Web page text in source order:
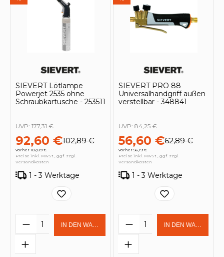
SIEVERT Lötlampe
Powerjet 2535 ohne
Schraubkartusche - 253511
92,60 €102,89 €
vorher 102,89 €
UVP: 177,31 €
Preise inkl. MwSt., ggf. zzgl.
Versandkosten
1 - 3 Werktage
Produkt Anzahl: Gib den
IN DEN WARENKORB
SIEVERT PRO 88
Universalhandgriff außen
verstellbar - 348841
56,60 €62,89 €
vorher 56,19 €
UVP: 84,25 €
Preise inkl. MwSt., ggf. zzgl.
Versandkosten
1 - 3 Werktage
Produkt Anzahl:
IN DEN